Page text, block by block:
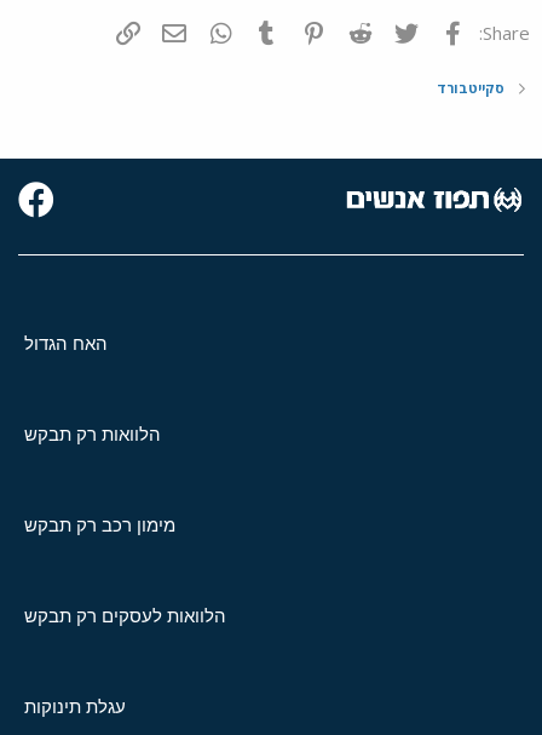
Share: פייסבוק Twitter
Reddit
Pinterest
Tumblr
WhatsAppדואר אלקטרוני
סקייטבורד
האח הגדול
הלוואות רק תבקש
מימון רכב רק תבקש
הלוואות לעסקים רק תבקש
עגלת תינוקות